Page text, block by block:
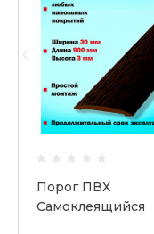
Порог ПВХ
Самоклеящийся